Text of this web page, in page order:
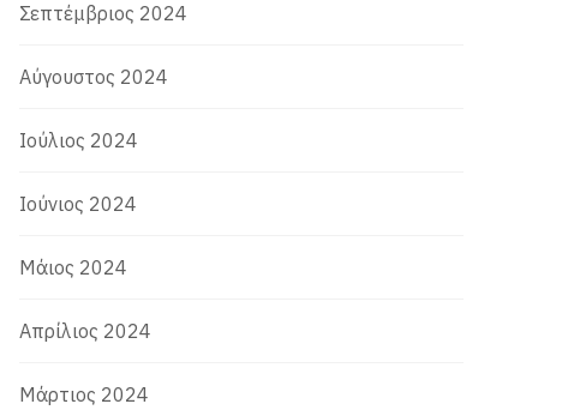
Σεπτέμβριος 2024
Αύγουστος 2024
Ιούλιος 2024
Ιούνιος 2024
Μάιος 2024
Απρίλιος 2024
Μάρτιος 2024